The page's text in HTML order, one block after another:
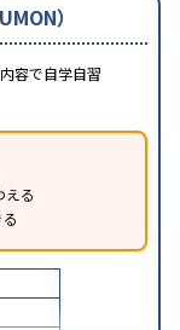
）
容で自学自習
える